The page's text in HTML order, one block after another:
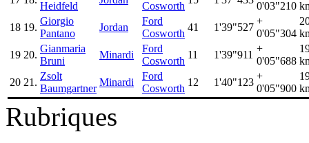
Heidfeld
Cosworth
0'03"210
18 19.
Giorgio
Pantano
Jordan
Ford
Cosworth
41 1'39"527
+
0'05"304
19 20.
Gianmaria
Bruni
Minardi
Ford
Cosworth
11 1'39"911
+
0'05"688
20 21.
Zsolt
Baumgartner
Minardi
Ford
Cosworth
12 1'40"123
+
0'05"900
Rubriques